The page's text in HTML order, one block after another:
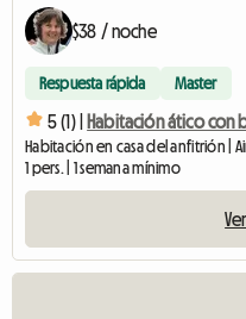
$38 / noche
Respuesta rápida Master
5 (1) | Habitación ático con
Habitación en casa del anfitrión |
1 pers. | 1 semana mínimo